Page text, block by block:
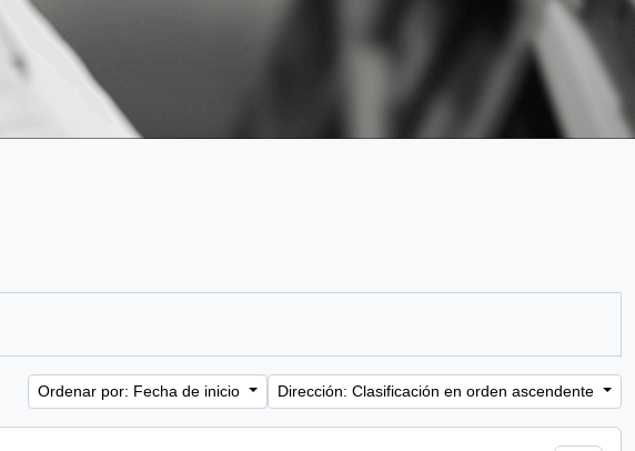
Ordenar por: Fecha de inicio Dirección: Clasificación en orden ascendente